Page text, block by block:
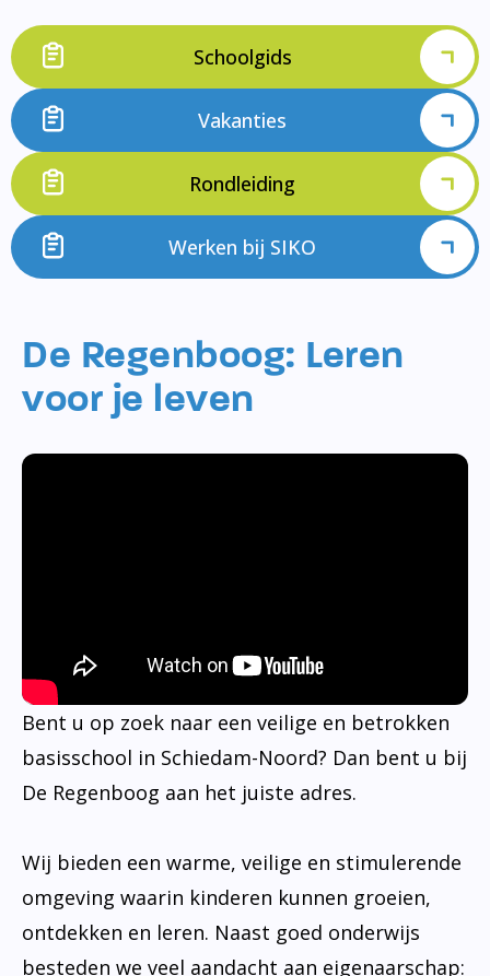
Schoolgids
Vakanties
Rondleiding
Werken bij SIKO
De Regenboog: Leren
voor je leven
Bent u op zoek naar een veilige en betrokken
basisschool in Schiedam-Noord? Dan bent u bij
De Regenboog aan het juiste adres.
Wij bieden een warme, veilige en stimulerende
omgeving waarin kinderen kunnen groeien,
ontdekken en leren. Naast goed onderwijs
besteden we veel aandacht aan eigenaarschap: